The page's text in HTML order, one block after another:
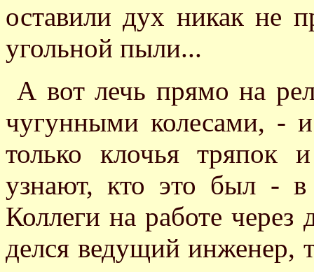
оставили дух никак не
угольной пыли...
А вот лечь прямо на
чугунными колесами, -
только клочья тряпок
узнают, кто это был - в
Коллеги на работе через
делся ведущий инженер,